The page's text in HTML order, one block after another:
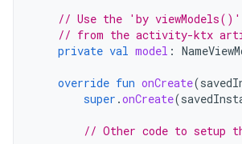
// Use the 'by
// from the activity-ktx
private val model :
override fun onCreate(
super .onCreate(
// Other code to setup